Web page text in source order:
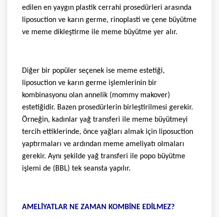
edilen en yaygın plastik cerrahi prosedürleri arasında
liposuction ve karın germe, rinoplasti ve çene büyütme
ve meme dikleştirme ile meme büyütme yer alır.
Diğer bir popüler seçenek ise meme estetiği,
liposuction ve karın germe işlemlerinin bir
kombinasyonu olan annelik (mommy makover)
estetiğidir. Bazen prosedürlerin birleştirilmesi gerekir.
Örneğin, kadınlar yağ transferi ile meme büyütmeyi
tercih ettiklerinde, önce yağları almak için liposuction
yaptırmaları ve ardından meme ameliyatı olmaları
gerekir. Aynı şekilde yağ transferi ile popo büyütme
işlemi de (BBL) tek seansta yapılır.
AMELİYATLAR NE ZAMAN KOMBİNE EDİLMEZ?